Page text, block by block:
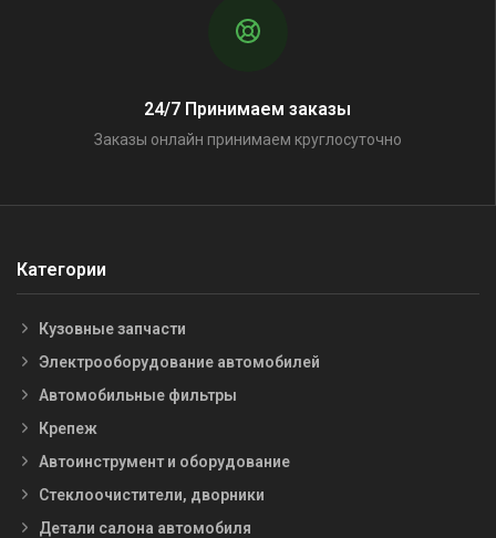
24/7 Принимаем заказы
Заказы онлайн принимаем круглосуточно
Категории
Кузовные запчасти
Электрооборудование автомобилей
Автомобильные фильтры
Крепеж
Автоинструмент и оборудование
Стеклоочистители, дворники
Детали салона автомобиля